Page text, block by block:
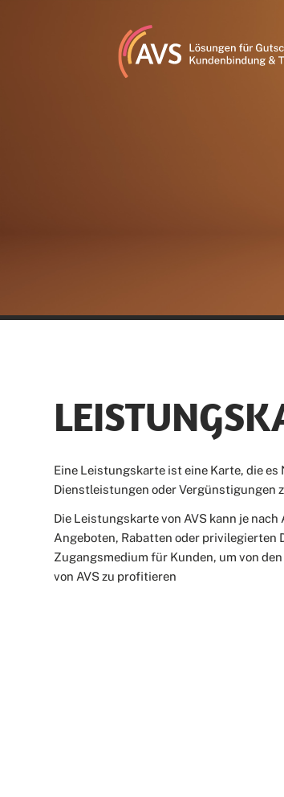
Eine Leistungskarte ist eine Karte, die
Dienstleistungen oder Vergünstigungen
Die Leistungskarte von AVS kann je
Angeboten, Rabatten oder privilegierten
Zugangsmedium für Kunden, um von
von AVS zu profitieren